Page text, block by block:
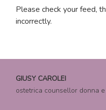
Please check your feed,
incorrectly.
GIUSY CAROLEI
ostetrica counsellor donna e